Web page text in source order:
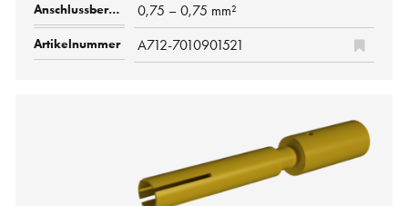
0,75 – 0,75 mm²
A712-7010901521